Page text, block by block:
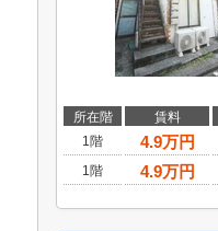
所在階 賃料
1階
4.9万円
1階
4.9万円